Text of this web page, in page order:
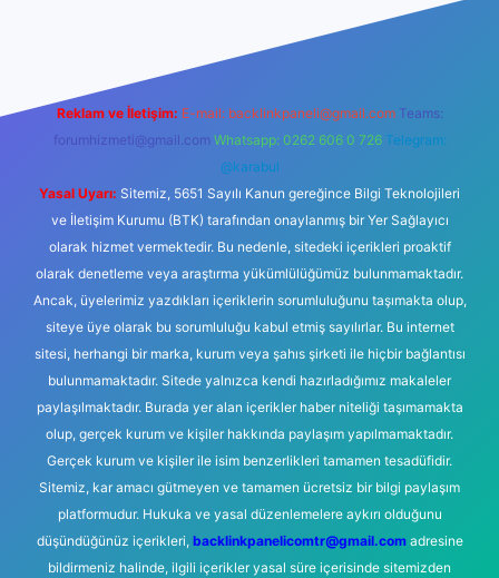
Reklam ve İletişim: E-mail: backlinkpaneli@gmail.com Teams:
forumhizmeti@gmail.com Whatsapp: 0262 606 0 726 Telegram:
@karabul
Yasal Uyarı: Sitemiz, 5651 Sayılı Kanun gereğince Bilgi Teknolojileri
ve İletişim Kurumu (BTK) tarafından onaylanmış bir Yer Sağlayıcı
olarak hizmet vermektedir. Bu nedenle, sitedeki içerikleri proaktif
olarak denetleme veya araştırma yükümlülüğümüz bulunmamaktadır.
Ancak, üyelerimiz yazdıkları içeriklerin sorumluluğunu taşımakta olup,
siteye üye olarak bu sorumluluğu kabul etmiş sayılırlar. Bu internet
sitesi, herhangi bir marka, kurum veya şahıs şirketi ile hiçbir bağlantısı
bulunmamaktadır. Sitede yalnızca kendi hazırladığımız makaleler
paylaşılmaktadır. Burada yer alan içerikler haber niteliği taşımamakta
olup, gerçek kurum ve kişiler hakkında paylaşım yapılmamaktadır.
Gerçek kurum ve kişiler ile isim benzerlikleri tamamen tesadüfidir.
Sitemiz, kar amacı gütmeyen ve tamamen ücretsiz bir bilgi paylaşım
platformudur. Hukuka ve yasal düzenlemelere aykırı olduğunu
düşündüğünüz içerikleri, backlinkpanelicomtr@gmail.comadresine
bildirmeniz halinde, ilgili içerikler yasal süre içerisinde sitemizden